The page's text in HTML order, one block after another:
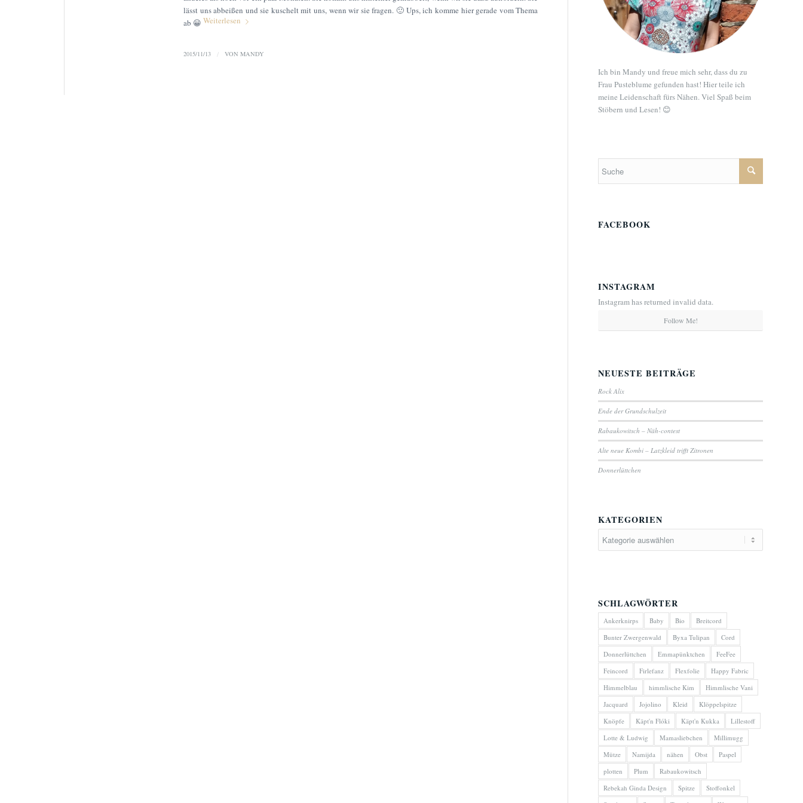
lässt uns abbeißen und sie kuschelt mit uns, wenn wir sie fragen. 🙂 Ups, ich komme hier gerade vom Thema
ab 😀 Weiterlesen
2015/11/13 / VON MANDY
Ich bin Mandy und freue mich sehr, dass du zu
Frau Pusteblume gefunden hast! Hier teile ich
meine Leidenschaft fürs Nähen. Viel Spaß beim
Stöbern und Lesen! 😊
FACEBOOK
INSTAGRAM
Instagram has returned invalid data.
Follow Me!
NEUESTE BEITRÄGE
Rock Alix
Ende der Grundschulzeit
Rabaukowitsch – Näh-contest
Alte neue Kombi – Latzkleid trifft Zitronen
Donnerlüttchen
KATEGORIEN
SCHLAGWÖRTER
Ankerknirps Baby Bio
Breitcord
Bunter Zwergenwald
Byxa Tulipan
Cord
Donnerlüttchen
Emmapünktchen
FeeFee
Feincord
Firlefanz Flexfolie
Happy Fabric
Himmelblau
himmlische Kim
Himmlische Vani
Jacquard
Jojolino Kleid
Klöppelspitze
Knöpfe
Käpt'n Flóki Käpt'n Kukka
Lillestoff
Lotte & Ludwig
Mamasliebchen
Millimugg
Mütze
Namijda nähen Obst
Paspel
plotten
Plum
Rabaukowitsch
Rebekah Ginda Design
Spitze
Stoffonkel